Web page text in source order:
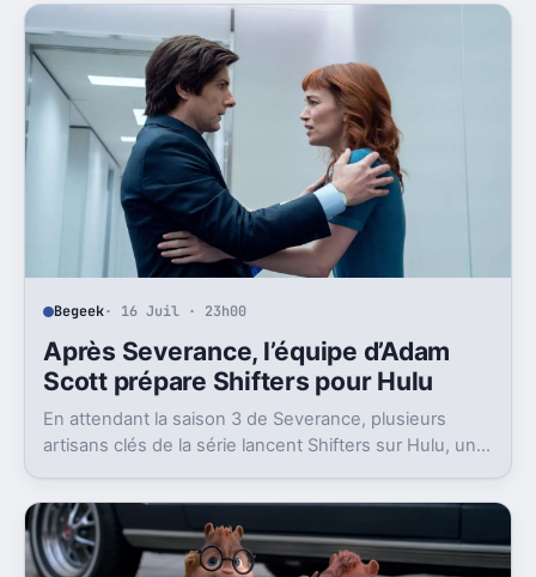
Begeek· 16 Juil · 23h00
Après Severance, l’équipe d’Adam
Scott prépare Shifters pour Hulu
En attendant la saison 3 de Severance, plusieurs
artisans clés de la série lancent Shifters sur Hulu, un